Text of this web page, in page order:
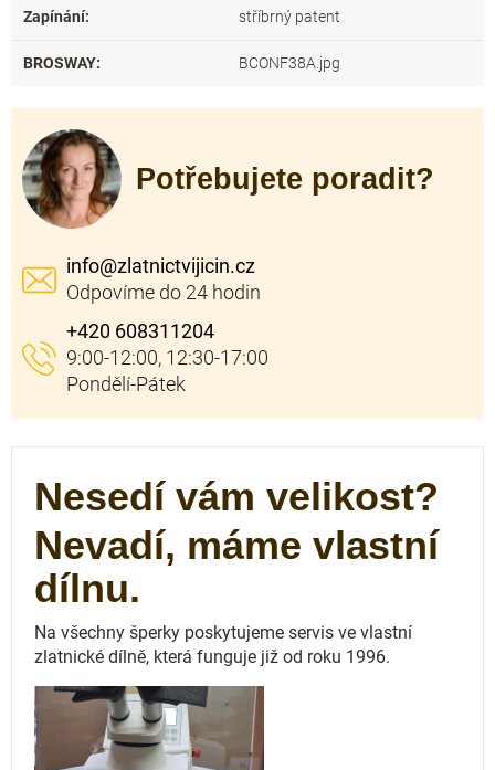
Zapínání: stříbrný patent
BROSWAY: BCONF38A.jpg
Potřebujete poradit?
info@zlatnictvijicin.cz
+420 608311204
Nesedí vám velikost?
Nevadí, máme vlastní
dílnu.
Na všechny šperky poskytujeme servis ve vlastní
zlatnické dílně, která funguje již od roku 1996.